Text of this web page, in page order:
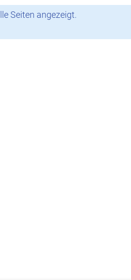
Seiten angezeigt.